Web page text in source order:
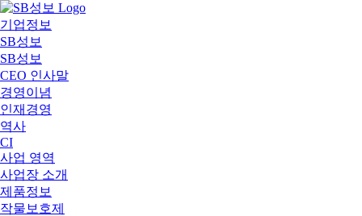
기업정보
SB성보
SB성보
CEO 인사말
경영이념
인재경영
역사
CI
사업 영역
사업장 소개
제품정보
작물보호제